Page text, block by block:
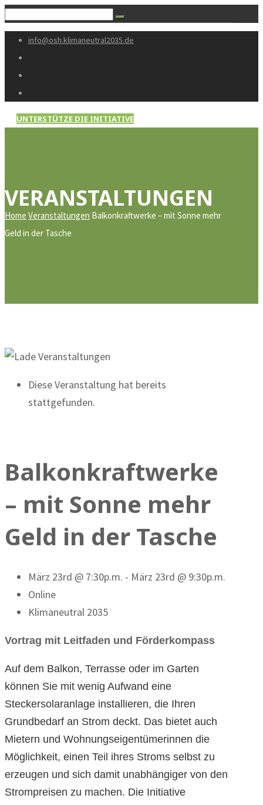
info@osh.klimaneutral2035.de
UNTERSTÜTZE DIE INITIATIVE
VERANSTALTUNGEN
Home Veranstaltungen Balkonkraftwerke – mit Sonne mehr
Geld in der Tasche
Diese Veranstaltung hat bereits
stattgefunden.
Balkonkraftwerke
– mit Sonne mehr
Geld in der Tasche
März 23rd @ 7:30p.m. - März 23rd @ 9:30p.m.
Online
Klimaneutral 2035
Vortrag mit Leitfaden und Förderkompass
Auf dem Balkon, Terrasse oder im Garten
können Sie mit wenig Aufwand eine
Steckersolaranlage installieren, die Ihren
Grundbedarf an Strom deckt. Das bietet auch
Mietern und Wohnungseigentümerinnen die
Möglichkeit, einen Teil ihres Stroms selbst zu
erzeugen und sich damit unabhängiger von den
Strompreisen zu machen. Die Initiative